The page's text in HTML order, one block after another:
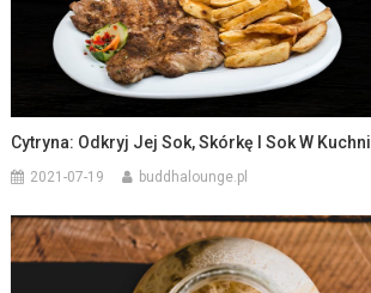
Cytryna: Odkryj Jej Sok, Skórkę I Sok W Kuchni
2021-07-19 buddhalounge.pl